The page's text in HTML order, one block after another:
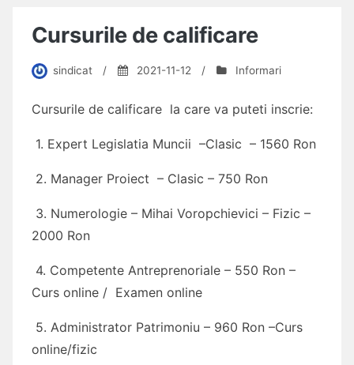
Cursurile de calificare
sindicat / 2021-11-12 / Informari
Cursurile de calificare la care va puteti inscrie:
1. Expert Legislatia Muncii –Clasic – 1560 Ron
2. Manager Proiect – Clasic – 750 Ron
3. Numerologie – Mihai Voropchievici – Fizic –
2000 Ron
4. Competente Antreprenoriale – 550 Ron –
Curs online / Examen online
5. Administrator Patrimoniu – 960 Ron –Curs
online/fizic